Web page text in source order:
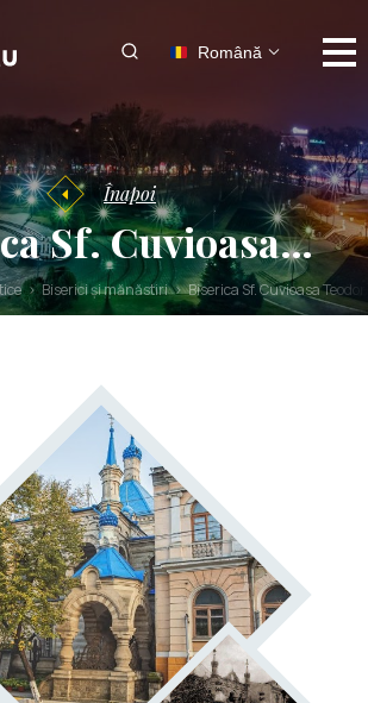
Română
Înapoi
Sf. Cuvioasa…
Biserici și mănăstiri Biserica Sf. Cuvioasa